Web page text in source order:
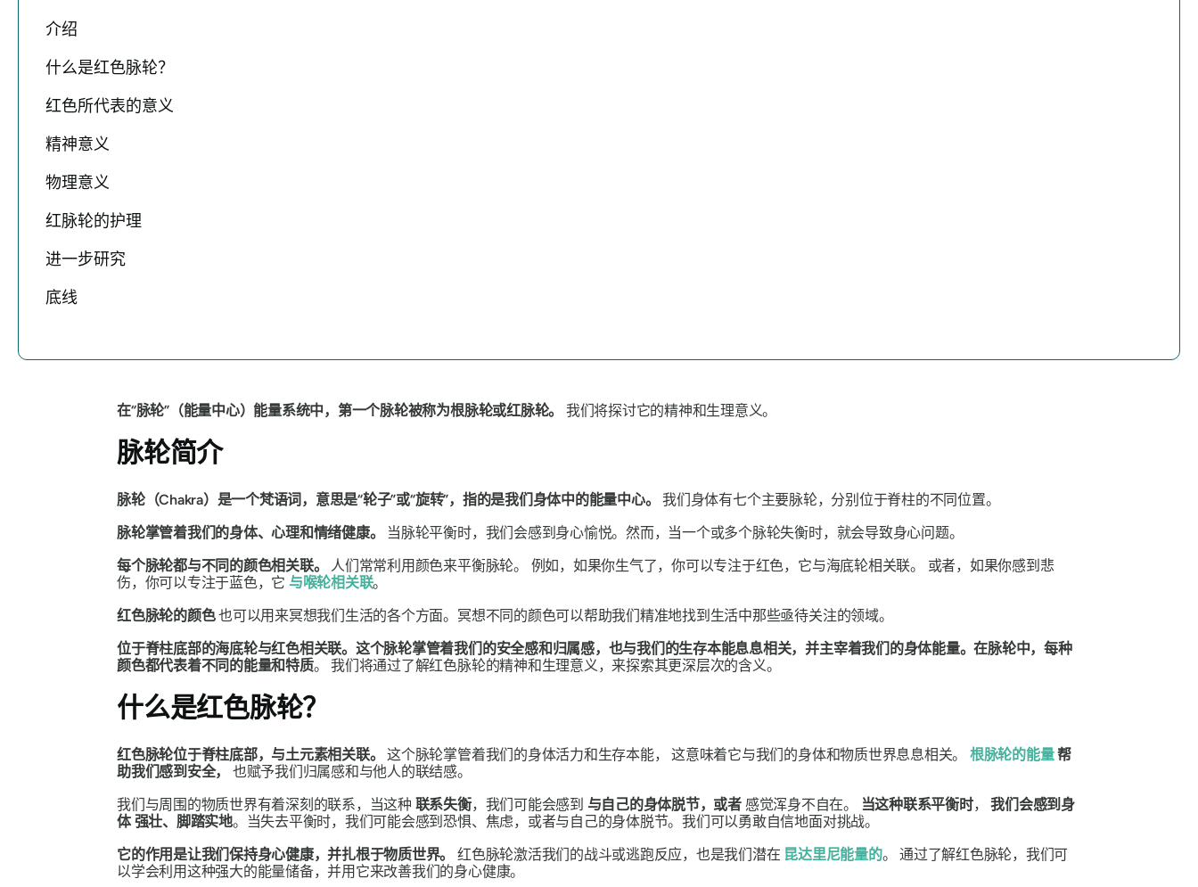
介绍
什么是红色脉轮？
红色所代表的意义
精神意义
物理意义
红脉轮的护理
进一步研究
底线
在“脉轮”（能量中心）能量系统中，第一个脉轮被称为根脉轮或红脉轮。 我们将探讨它的精神和生理意义。
脉轮简介
脉轮（Chakra）是一个梵语词，意思是“轮子”或“旋转”，指的是我们身体中的能量中心。
我们身体有七个主要脉轮，分别位于脊柱的不同位置。
脉轮掌管着我们的身体、心理和情绪健康。 当脉轮平衡时，我们会感到身心愉悦。然而，当一个或多个脉轮失衡时，就会导致身心问题。
每个脉轮都与不同的颜色相关联。 人们常常利用颜色来平衡脉轮。 例如，如果你生气了，你可以专注于红色，它与海底轮相关联。
或者，如果你感到悲
伤，你可以专注于蓝色，它 与喉轮相关联。
红色脉轮的颜色也可以用来冥想我们生活的各个方面。冥想不同的颜色可以帮助我们精准地找到生活中那些亟待关注的领域。
位于脊柱底部的海底轮与红色相关联。这个脉轮掌管着我们的安全感和归属感，也与我们的生存本能息息相关，并主宰着我们的身体能量。在脉轮中，每种
颜色都代表着不同的能量和特质。我们将通过了解红色脉轮的精神和生理意义，来探索其更深层次的含义。
什么是红色脉轮？
红色脉轮位于脊柱底部，与土元素相关联。这个脉轮掌管着我们的身体活力和生存本能，这意味着它与我们的身体和物质世界息息相关。 根脉轮的能量帮
助我们感到安全，
也赋予我们归属感和与他人的联结感。
我们与周围的物质世界有着深刻的联系，当这种 联系失衡，我们可能会感到 与自己的身体脱节，或者 感觉浑身不自在。 当这种联系平衡时，我们会感到身
体 强壮、脚踏实地。当失去平衡时，我们可能会感到恐惧、焦虑，或者与自己的身体脱节。我们可以勇敢自信地面对挑战。
它的作用是让我们保持身心健康，并扎根于物质世界。
红色脉轮激活我们的战斗或逃跑反应，也是我们潜在 昆达里尼能量的。
通过了解红色脉轮，我们可
以学会利用这种强大的能量储备，并用它来改善我们的身心健康。